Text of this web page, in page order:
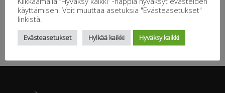
käyttämisen. Voit muuttaa asetuksia "Evästeasetukset"
linkistä.
Evästeasetukset Hylkää kaikki Hyväksy kaikki